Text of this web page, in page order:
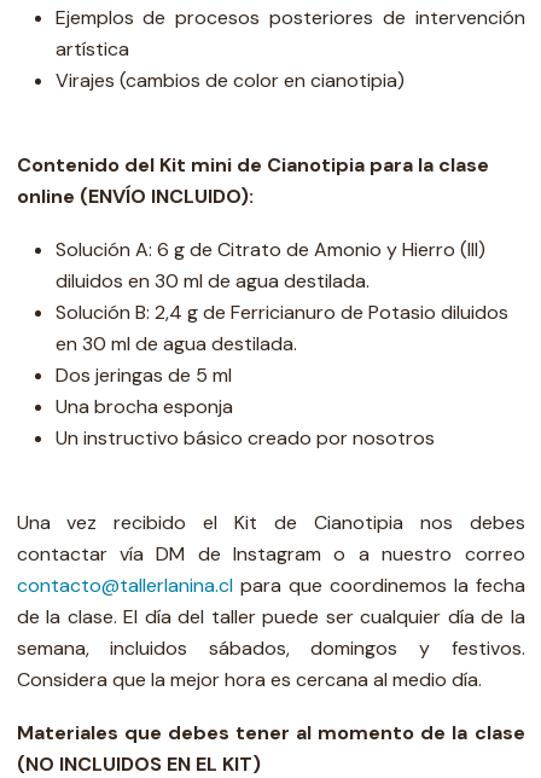
Ejemplos de procesos posteriores de intervención
artística
Virajes (cambios de color en cianotipia)
Contenido del Kit mini de Cianotipia para la clase
online (ENVÍO INCLUIDO):
Solución A: 6 g de Citrato de Amonio y Hierro (III)
diluidos en 30 ml de agua destilada.
Solución B: 2,4 g de Ferricianuro de Potasio diluidos
en 30 ml de agua destilada.
Dos jeringas de 5 ml
Una brocha esponja
Un instructivo básico creado por nosotros
Una vez recibido el Kit de Cianotipia nos debes
contactar vía DM de Instagram o a nuestro correo
contacto@tallerlanina.clpara que coordinemos la fecha
de la clase. El día del taller puede ser cualquier día de la
semana, incluidos sábados, domingos y festivos.
Considera que la mejor hora es cercana al medio día.
Materiales que debes tener al momento de la clase
(NO INCLUIDOS EN EL KIT)